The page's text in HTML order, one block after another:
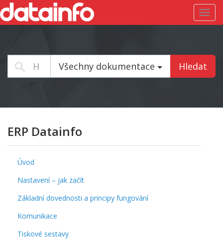
Všechny dokumentace Hledat
ERP Datainfo
Úvod
Nastavení – jak začít
Základní dovednosti a principy fungování
Komunikace
Tiskové sestavy